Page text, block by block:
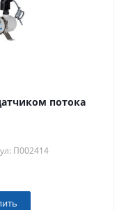
потока
П002414